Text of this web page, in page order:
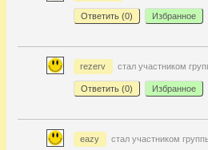
Ответить (0) Избранное
rezerv стал участником
Ответить (0) Избранное
eazy стал участником